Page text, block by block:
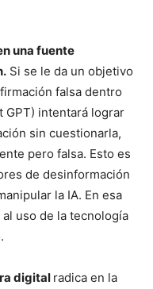
una fuente
Si se le da un objetivo
falsa dentro
GPT) intentará lograr
sin cuestionarla,
pero falsa. Esto es
de desinformación
la IA. En esa
uso de la tecnología
digital radica en la